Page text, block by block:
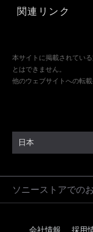
関連リンク
本サイトに掲載されてい
とはできません。
他のウェブサイトへの転
日本
ソニーストアでの
会社情報 採用